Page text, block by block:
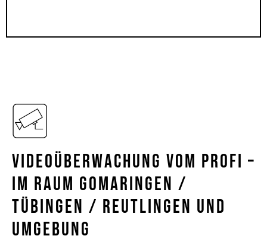
Videoüberwachung Vom Profi –
Im Raum Gomaringen /
Tübingen / Reutlingen Und
Umgebung